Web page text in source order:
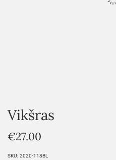
Vikšras
€27.00
SKU: 2020-118BL